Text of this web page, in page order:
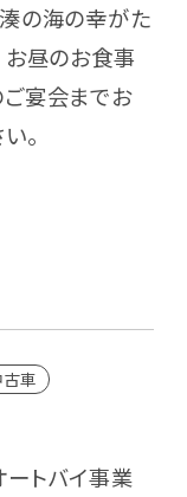
の海の幸がた
昼のお食事
宴会までお
。
古車
トバイ事業